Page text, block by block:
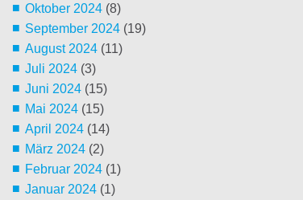
Oktober 2024(8)
September 2024(19)
August 2024(11)
Juli 2024(3)
Juni 2024(15)
Mai 2024(15)
April 2024(14)
März 2024(2)
Februar 2024(1)
Januar 2024(1)